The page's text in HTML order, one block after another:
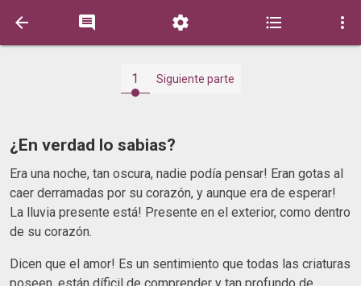
    
1 Siguiente parte
¿En verdad lo sabias?
Era una noche, tan oscura, nadie podía pensar! Eran gotas al
caer derramadas por su corazón, y aunque era de esperar!
La lluvia presente está! Presente en el exterior, como dentro
de su corazón.
Dicen que el amor! Es un sentimiento que todas las criaturas
poseen, están díficil de comprender y tan profundo de